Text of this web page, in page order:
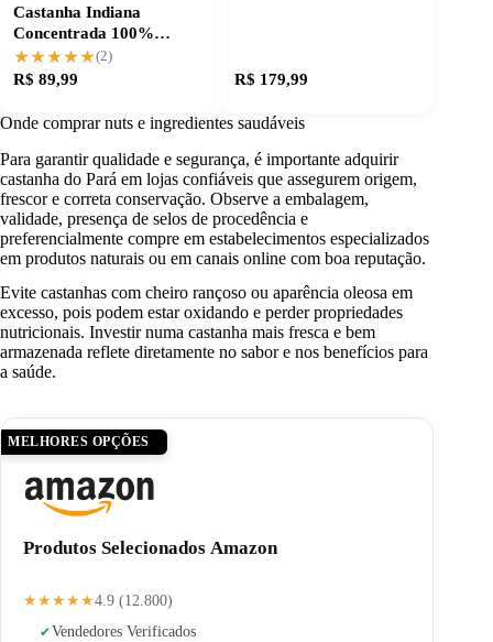
Castanha Indiana
Concentrada 100%
Natural - Qualidade
Original
★★★★★
★★★★★(2)
R$ 89,99 R$ 179,99
Onde comprar nuts e ingredientes saudáveis
Para garantir qualidade e segurança, é importante adquirir
castanha do Pará em lojas confiáveis que assegurem origem,
frescor e correta conservação. Observe a embalagem,
validade, presença de selos de procedência e
preferencialmente compre em estabelecimentos especializados
em produtos naturais ou em canais online com boa reputação.
Evite castanhas com cheiro rançoso ou aparência oleosa em
excesso, pois podem estar oxidando e perder propriedades
nutricionais. Investir numa castanha mais fresca e bem
armazenada reflete diretamente no sabor e nos benefícios para
a saúde.
MELHORES OPÇÕES
Produtos Selecionados Amazon
★★★★★4.9 (12.800)
Vendedores Verificados